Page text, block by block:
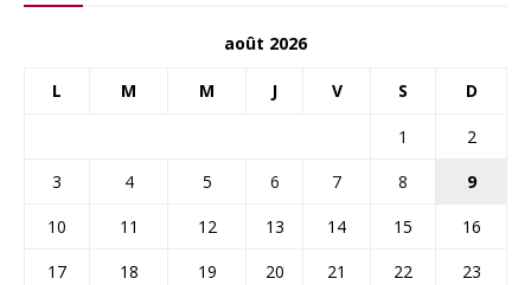
août 2026
L M M J V S D
1
2
3
4 5 6 7 8
9
10
11 12 13 14 15
16
17
18 19 20 21 22
23